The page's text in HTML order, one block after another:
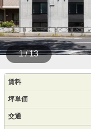
1 / 13
賃料
坪単価
交通